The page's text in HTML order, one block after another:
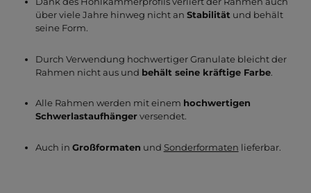
über viele Jahre hinweg nicht an Stabilitätund behält
seine Form.
Durch Verwendung hochwertiger Granulate bleicht der
Rahmen nicht aus und behält seine kräftige Farbe.
Alle Rahmen werden mit einem hochwertigen
Schwerlastaufhängerversendet.
Auch in Großformaten und Sonderformaten lieferbar.